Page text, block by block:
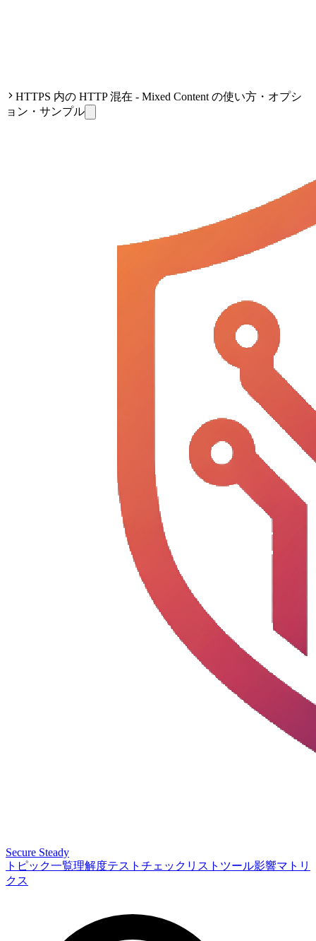
HTTPS 内の HTTP 混在 - Mixed Content の使い方・オプシ
ョン・サンプル
Secure Steady
トピック一覧理解度テスト チェックリスト ツール影響マトリ
クス